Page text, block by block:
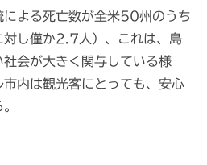
による死亡数が全米50州のうち
し僅か2.7人）、これは、島
社会が大きく関与している様
内は観光客にとっても、安心